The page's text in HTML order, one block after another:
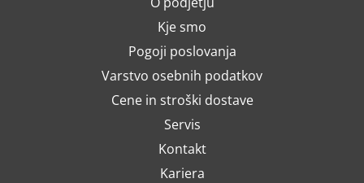
Kje smo
Pogoji poslovanja
Varstvo osebnih podatkov
Cene in stroški dostave
Servis
Kontakt
Kariera